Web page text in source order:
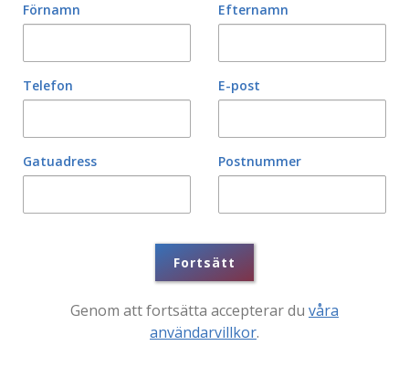
Förnamn Efternamn
Telefon E-post
Gatuadress Postnummer
Fortsätt
Genom att fortsätta accepterar du våra
användarvillkor.